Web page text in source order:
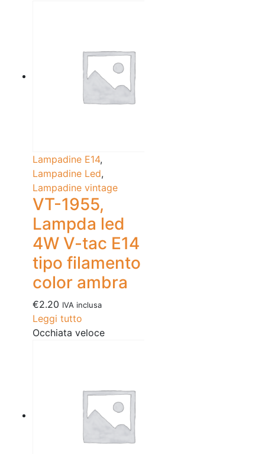
Lampadine E14,
Lampadine Led,
Lampadine vintage
VT-1955,
Lampda led
4W V-tac E14
tipo filamento
color ambra
€2.20 IVA inclusa
Leggi tutto
Occhiata veloce